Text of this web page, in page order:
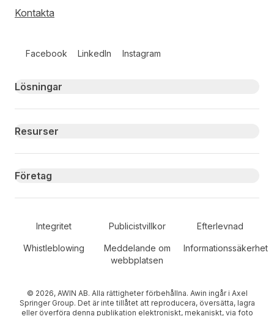
Kontakta
Facebook LinkedIn Instagram
Primary footer navigation
Lösningar
Resurser
Företag
Secondary Footer Navigation
Integritet Publicistvillkor Efterlevnad
Whistleblowing
Meddelande om
webbplatsen
Informationssäkerhet
© 2026, AWIN AB. Alla rättigheter förbehållna. Awin ingår i Axel
Springer Group. Det är inte tillåtet att reproducera, översätta, lagra
eller överföra denna publikation elektroniskt, mekaniskt, via foto